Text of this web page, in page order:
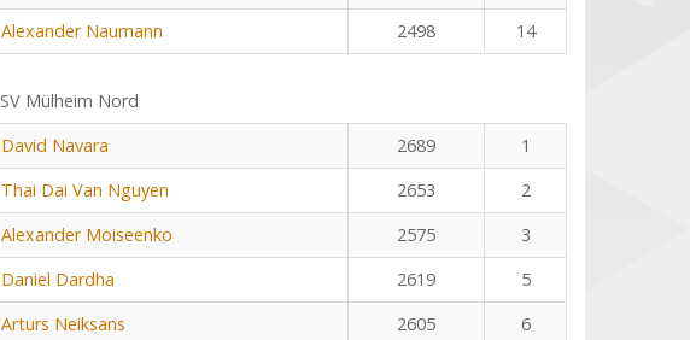
Alexander Naumann 2498 14
SV Mülheim Nord
David Navara 2689
1
Thai Dai Van Nguyen 2653
2
Alexander Moiseenko 2575
3
Daniel Dardha 2619
5
Arturs Neiksans 2605
6